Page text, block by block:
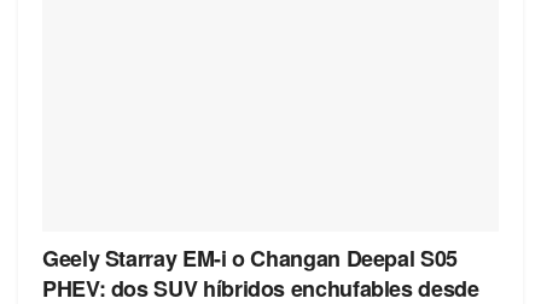
Geely Starray EM-i o Changan Deepal S05
PHEV: dos SUV híbridos enchufables desde